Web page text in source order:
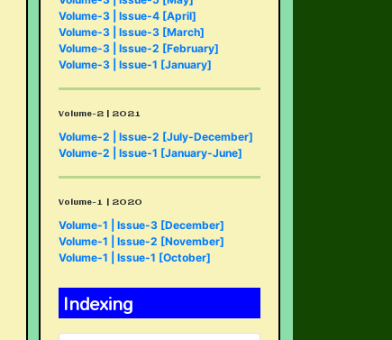
Volume-3 | Issue-4 [April]
Volume-3 | Issue-3 [March]
Volume-3 | Issue-2 [February]
Volume-3 | Issue-1 [January]
Volume-2 | 2021
Volume-2 | Issue-2 [July-December]
Volume-2 | Issue-1 [January-June]
Volume-1 | 2020
Volume-1 | Issue-3 [December]
Volume-1 | Issue-2 [November]
Volume-1 | Issue-1 [October]
Indexing